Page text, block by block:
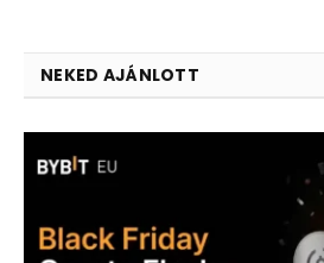
NEKED AJÁNLOTT